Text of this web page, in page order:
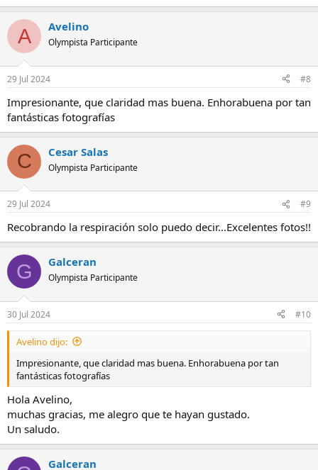
A Avelino
Olympista Participante
29 Jul 2024 #8
Impresionante, que claridad mas buena. Enhorabuena por tan
fantásticas fotografías
C Cesar Salas
Olympista Participante
29 Jul 2024 #9
Recobrando la respiración solo puedo decir...Excelentes fotos!!
G Galceran
Olympista Participante
30 Jul 2024 #10
Avelino dijo:
Impresionante, que claridad mas buena. Enhorabuena por tan
fantásticas fotografías
Hola Avelino,
muchas gracias, me alegro que te hayan gustado.
Un saludo.
Galceran